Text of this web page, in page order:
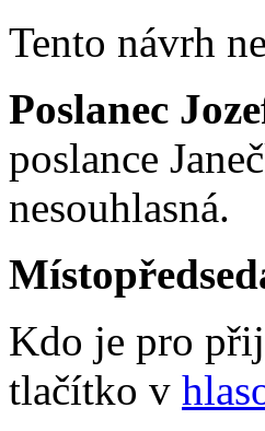
Tento návrh
Poslanec
poslance
nesouhlasná.
Kdo je pro
tlačítko v